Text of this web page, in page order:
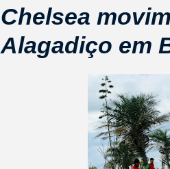
Chelsea
Alagadiço em